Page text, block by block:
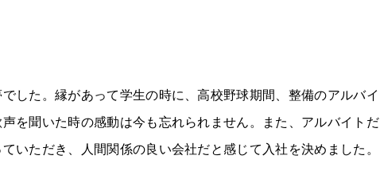
した。縁があって学生の時に、高校野球期間、整備のアルバイ
を聞いた時の感動は今も忘れられません。また、アルバイトだ
いただき、人間関係の良い会社だと感じて入社を決めました。